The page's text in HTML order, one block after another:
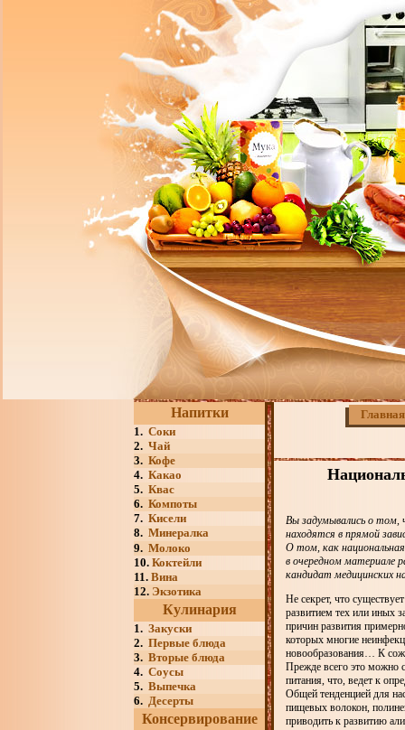
Напитки
1. Соки
2. Чай
3. Кофе
4. Какао
5. Квас
6. Компоты
7. Кисели
8. Минералка
9. Молоко
10. Коктейли
11. Вина
12. Экзотика
Кулинария
1. Закуски
2. Первые блюда
3. Вторые блюда
4. Соусы
5. Выпечка
6. Десерты
Консервирование
Главная
Вы задумывались о том,
находятся в прямой
О том, как
в очередном материале
кандидат медицинских
Не секрет, что
развитием тех или иных
причин развития
которых многие
новообразования… К
Прежде всего это можно
питания, что, ведет к
Общей тенденцией для
пищевых волокон,
приводить к развитию